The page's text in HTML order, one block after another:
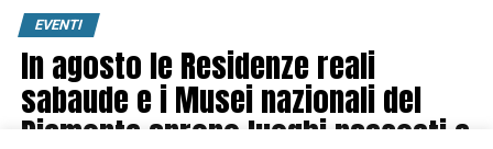
EVENTI
In agosto le Residenze reali
sabaude e i Musei nazionali del
Piemonte aprono luoghi nascosti e